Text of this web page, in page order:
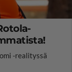
-realityssä